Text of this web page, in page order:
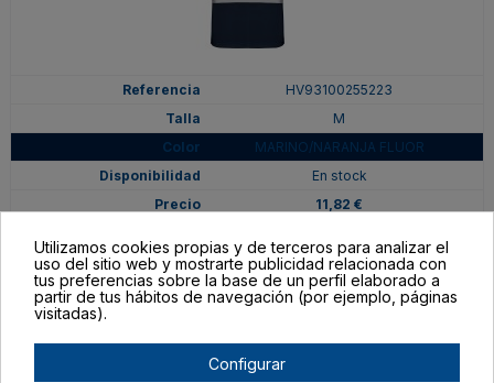
HV93100255223
M
MARINO/NARANJA FLUOR
En stock
11,82 €
Utilizamos cookies propias y de terceros para analizar el
uso del sitio web y mostrarte publicidad relacionada con
tus preferencias sobre la base de un perfil elaborado a
partir de tus hábitos de navegación (por ejemplo, páginas
visitadas).
Configurar